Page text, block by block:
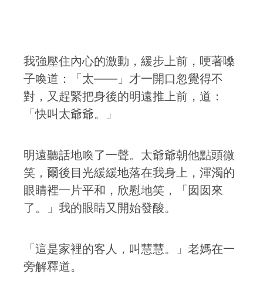
我強壓住內心的激動，緩步上前，哽著嗓
子喚道：「太——」才一開口忽覺得不
對，又趕緊把身後的明遠推上前，道：
「快叫太爺爺。」
明遠聽話地喚了一聲。太爺爺朝他點頭微
笑，爾後目光緩緩地落在我身上，渾濁的
眼睛裡一片平和，欣慰地笑，「囡囡來
了。」我的眼睛又開始發酸。
「這是家裡的客人，叫慧慧。」老媽在一
旁解釋道。